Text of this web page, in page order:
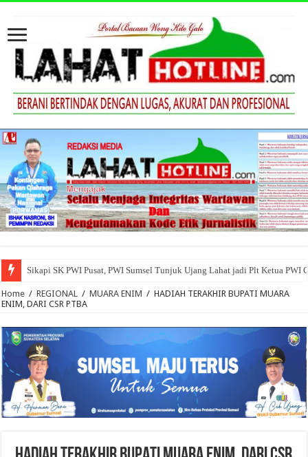
Sikapi SK PWI Pusat, PWI Sumsel Tunjuk Ujang Lahat jadi Plt Ketua PWI
Home / REGIONAL / MUARA ENIM / HADIAH TERAKHIR BUPATI MUARA
ENIM, DARI CSR PTBA